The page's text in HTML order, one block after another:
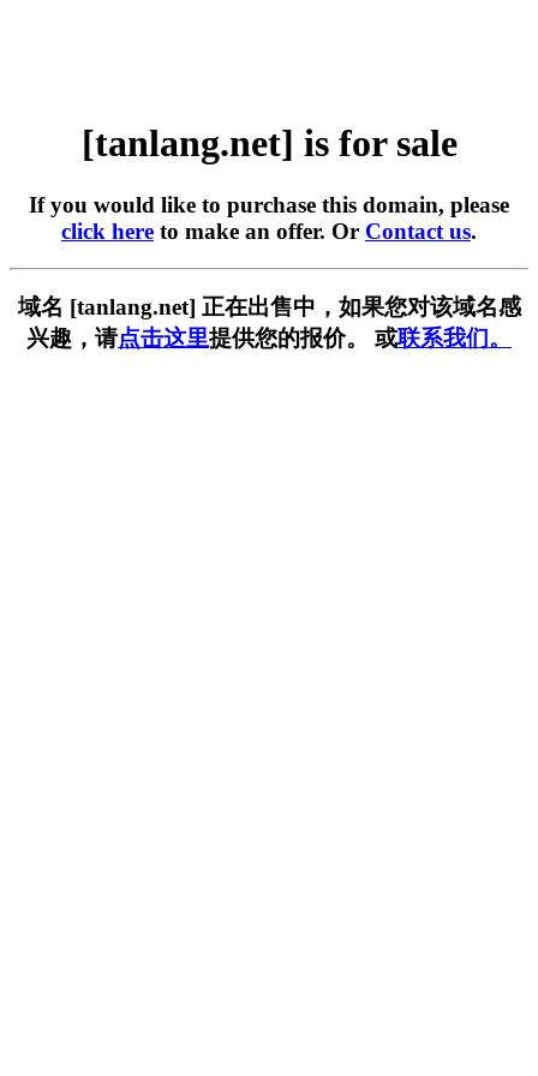
[tanlang.net] is for sale
If you would like to purchase this domain, please
click here to make an offer. Or Contact us.
域名 [tanlang.net] 正在出售中，如果您对该域名感
兴趣，请点击这里提供您的报价。 或联系我们。